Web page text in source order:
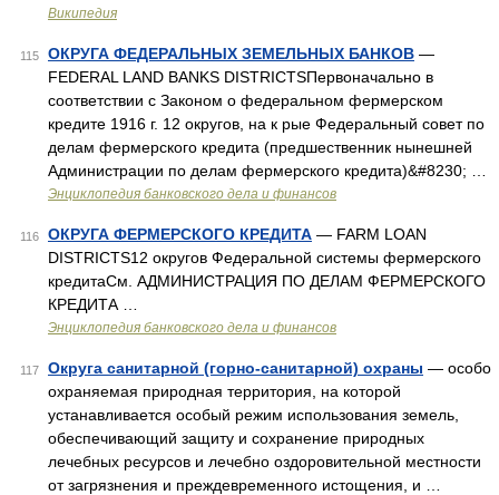
Википедия
115 ОКРУГА ФЕДЕРАЛЬНЫХ ЗЕМЕЛЬНЫХ БАНКОВ —
FEDERAL LAND BANKS DISTRICTSПервоначально в
соответствии с Законом о федеральном фермерском
кредите 1916 г. 12 округов, на к рые Федеральный совет по
делам фермерского кредита (предшественник нынешней
Администрации по делам фермерского кредита)&#8230; …
Энциклопедия банковского дела и финансов
116 ОКРУГА ФЕРМЕРСКОГО КРЕДИТА — FARM LOAN
DISTRICTS12 округов Федеральной системы фермерского
кредитаСм. АДМИНИСТРАЦИЯ ПО ДЕЛАМ ФЕРМЕРСКОГО
КРЕДИТА …
Энциклопедия банковского дела и финансов
117 Округа санитарной (горно-санитарной) охраны — особо
охраняемая природная территория, на которой
устанавливается особый режим использования земель,
обеспечивающий защиту и сохранение природных
лечебных ресурсов и лечебно оздоровительной местности
от загрязнения и преждевременного истощения, и …